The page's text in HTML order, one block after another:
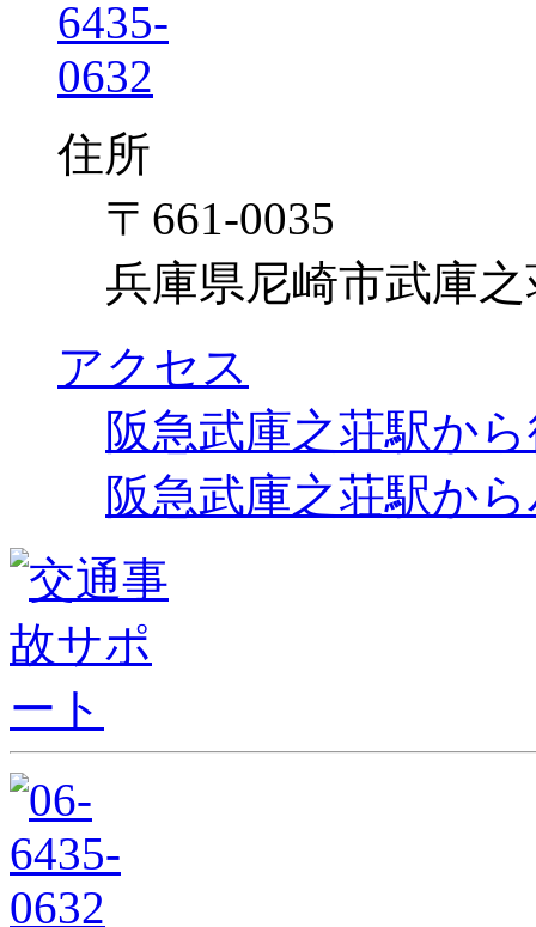
住所
〒661-0035
兵庫県尼崎市武庫之
アクセス
阪急武庫之荘駅か
阪急武庫之荘駅か